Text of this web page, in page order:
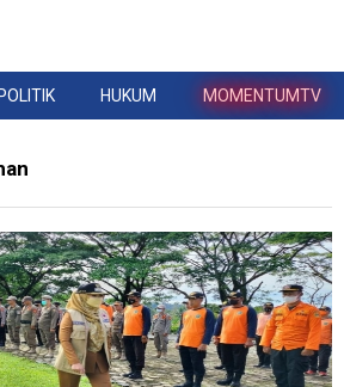
POLITIK HUKUM MOMENTUMTV